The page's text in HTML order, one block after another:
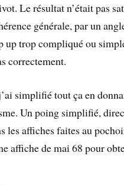
Le résultat n’était pas
générale, par un
up trop compliqué ou
correctement.
simplifié tout ça en
Un poing simplifié,
les affiches faites au
affiche de mai 68 pour